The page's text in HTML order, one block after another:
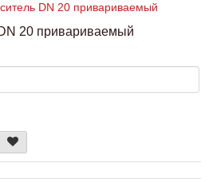
20 привариваемый